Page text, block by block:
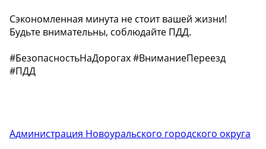
Сэкономленная минута не стоит вашей жизни!
Будьте внимательны, соблюдайте ПДД.
#БезопасностьНаДорогах #ВниманиеПереезд
#ПДД
Администрация Новоуральского городского округа